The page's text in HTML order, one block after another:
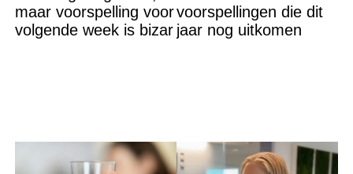
maar voorspelling voor
volgende week is bizar
voorspellingen die dit
jaar nog uitkomen